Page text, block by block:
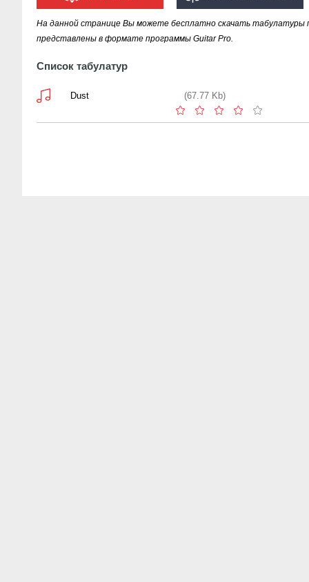
ИСПОЛНИТЕЛЯ "M.O.O.N."
На данной странице Вы можете бесплатно скачать табулатуры
представлены в формате программы Guitar Pro.
Список табулатур
Dust (67.77 Kb)